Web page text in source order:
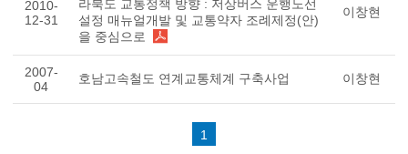
2010-
12-31
라북도 교통정책 방향 : 저상버스 운행노선
설정 매뉴얼개발 및 교통약자 조례제정(안)
을 중심으로
이창현
2007-
04
호남고속철도 연계교통체계 구축사업 이창현
1